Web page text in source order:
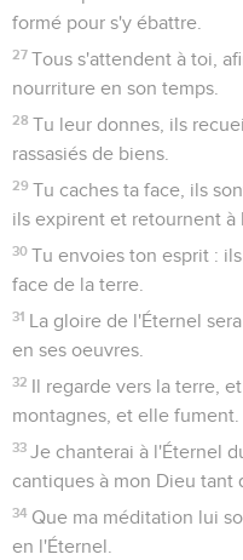
formé pour s'y ébattre.
27 Tous s'attendent à toi,
nourriture en son temps.
28 Tu leur donnes, ils
rassasiés de biens.
29 Tu caches ta face, ils
ils expirent et retournent à
30 Tu envoies ton esprit :
face de la terre.
31 La gloire de l'Éternel
en ses oeuvres.
32 Il regarde vers la terre,
montagnes, et elle fument.
33 Je chanterai à l'Éternel
cantiques à mon Dieu tant
34 Que ma méditation lui
en l'Éternel.